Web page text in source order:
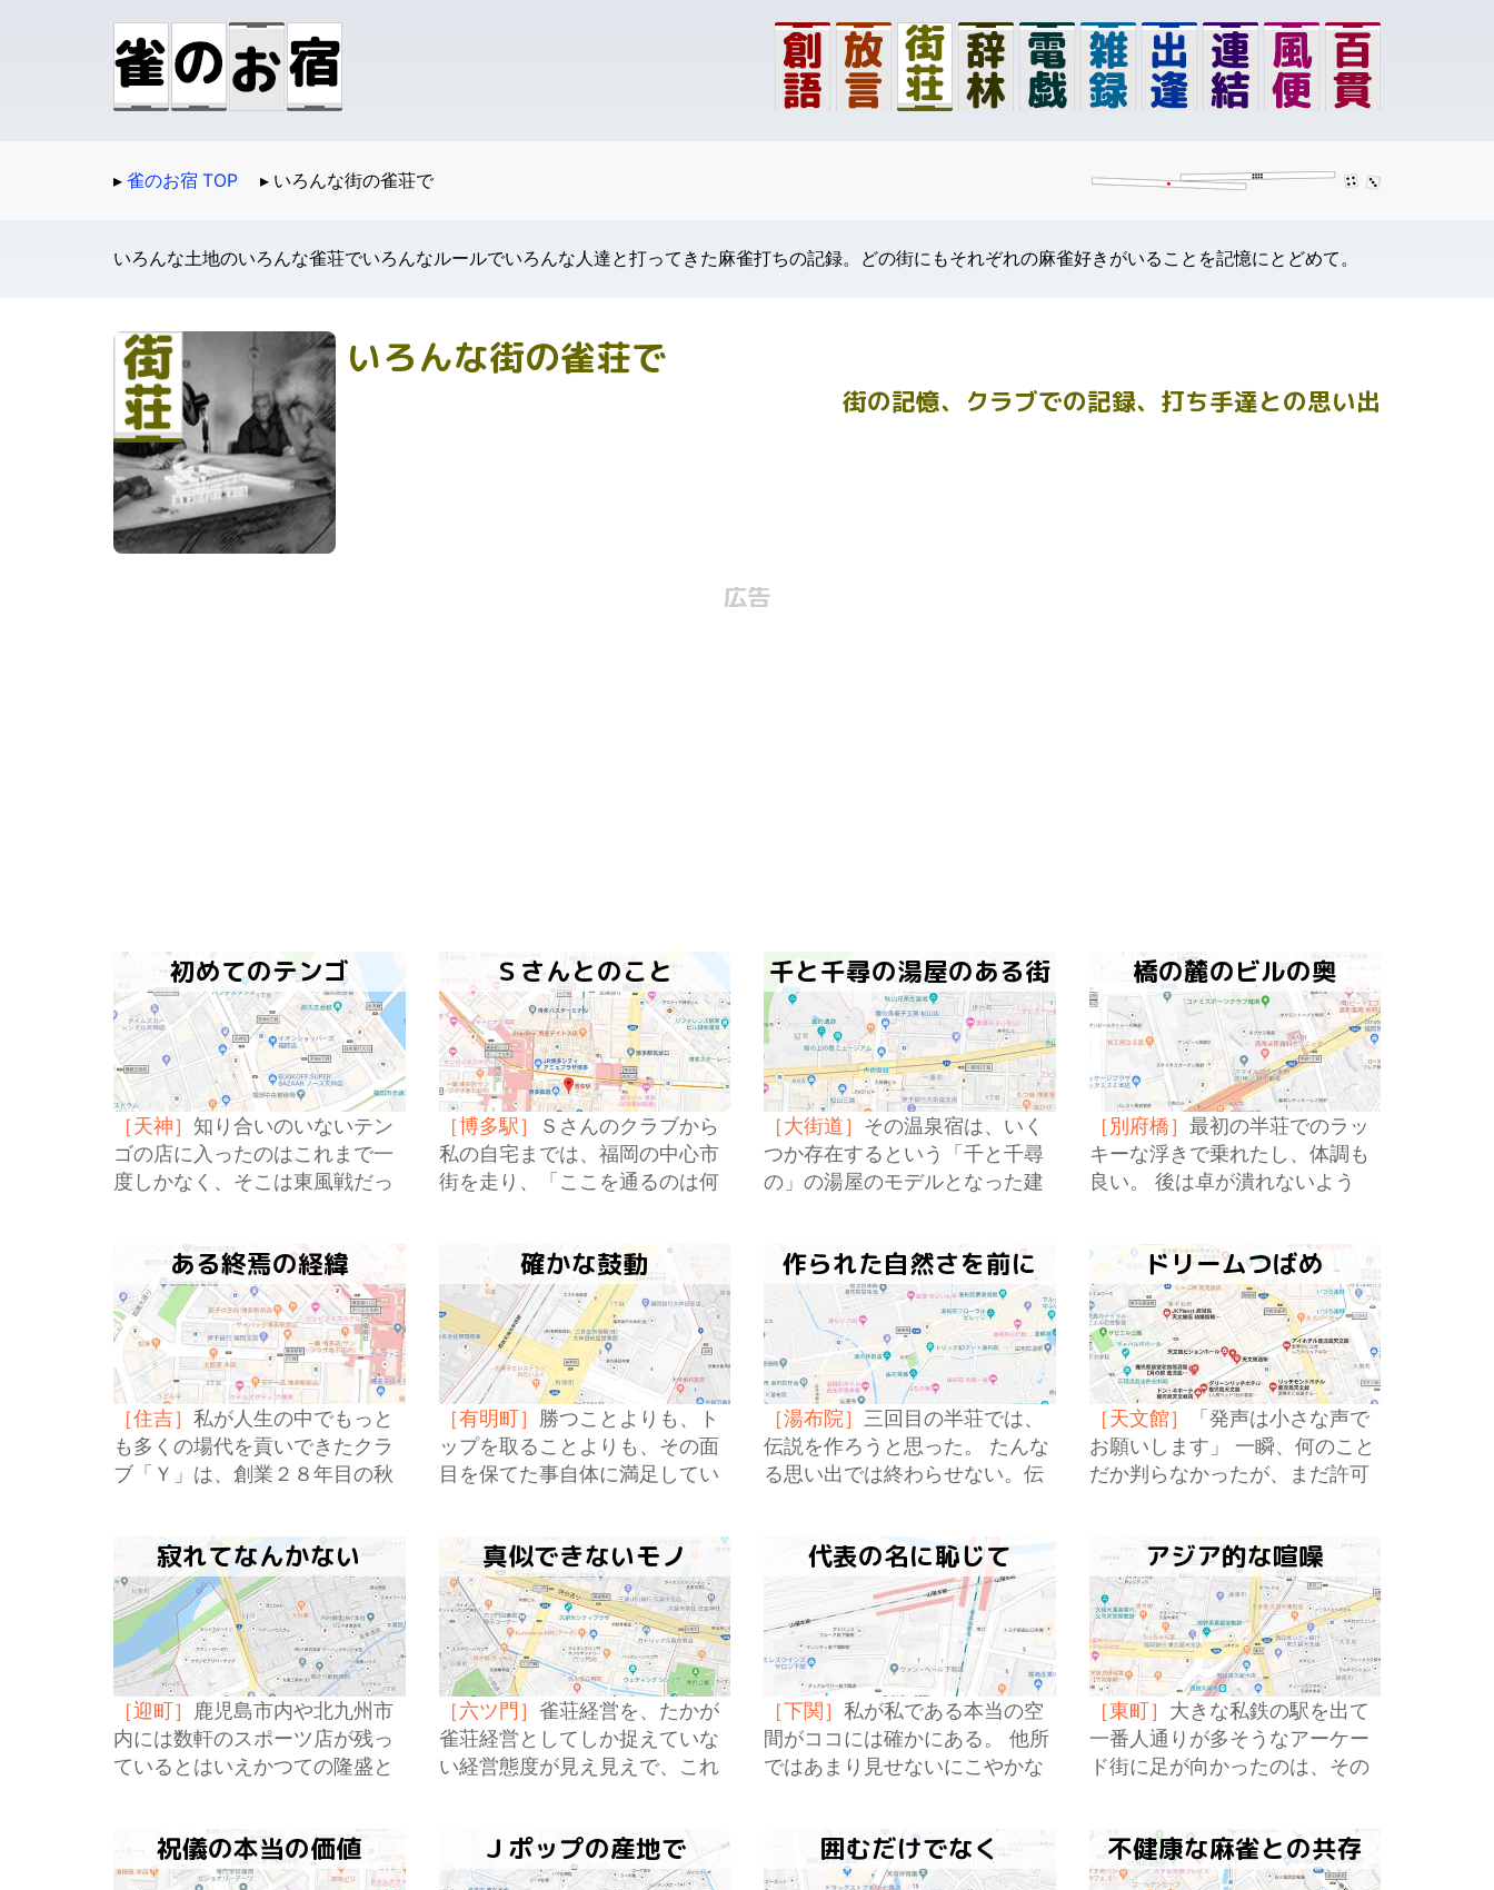
雀のお宿 TOP いろんな街の雀荘で
いろんな土地のいろんな雀荘でいろんなルールでいろんな人達と打ってきた麻雀打ちの記録。どの街にもそれぞれの麻雀好きがいることを記憶にとどめて。
いろんな街の雀荘で
街の記憶、クラブでの記録、打ち手達との思い出
広告
初めてのテンゴ
［天神］ 知り合いのいないテン
ゴの店に入ったのはこれまで一
度しかなく、そこは東風戦だっ
地の悪さを感じている自分がい
た。
Ｓさんとのこと
［博多駅］
Ｓさんのクラブから
私の自宅までは、福岡の中心市
街を走り、「ここを通るのは何
千と千尋の湯屋のある街
［大街道］ その温泉宿は、いく
つか存在するという「千と千尋
の」の湯屋のモデルとなった建
橋の麓のビルの奥
［別府橋］ 最初の半荘でのラッ
キーな浮きで乗れたし、体調も
良い。 後は卓が潰れないよう
ある終焉の経緯
［住吉］ 私が人生の中でもっと
も多くの場代を貢いできたクラ
ブ「Ｙ」は、創業２８年目の秋
確かな鼓動
［有明町］
勝つことよりも、ト
ップを取ることよりも、その面
目を保てた事自体に満足してい
作られた自然さを前に
［湯布院］ 三回目の半荘では、
伝説を作ろうと思った。 たんな
る思い出では終わらせない。伝
ドリームつばめ
［天文館］
「発声は小さな声で
お願いします」 一瞬、何のこと
だか判らなかったが、まだ許可
寂れてなんかない
［迎町］ 鹿児島市内や北九州市
内には数軒のスポーツ店が残っ
ているとはいえかつての隆盛と
も四十卓に満たないかもしれな
い。
真似できないモノ
［六ツ門］ 雀荘経営を、たかが
雀荘経営としてしか捉えていな
い経営態度が見え見えで、これ
いのだ。
代表の名に恥じて
［下関］ 私が私である本当の空
間がココには確かにある。 他所
ではあまり見せないにこやかな
アジア的な喧噪
［東町］ 大きな私鉄の駅を出て
一番人通りが多そうなアーケー
ド街に足が向かったのは、その
の記憶のせいで。
祝儀の本当の価値 Ｊポップの産地で 囲むだけでなく 不健康な麻雀との共存